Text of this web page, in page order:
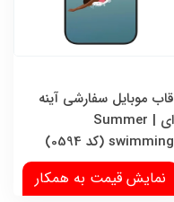
قاب موبایل سفارشی آینه
ای | Summer
swimming (کد 0594)
نمایش قیمت به همکار